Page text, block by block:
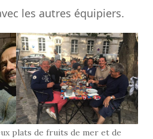
les autres équipiers.
plats de fruits de mer et de